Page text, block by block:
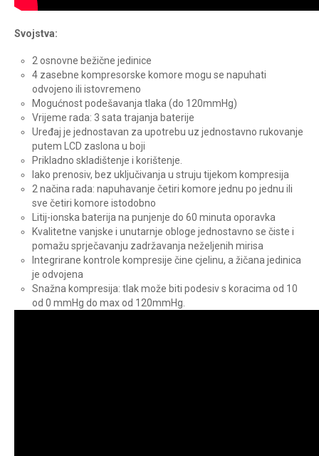
Svojstva:
2 osnovne bežične jedinice
4 zasebne kompresorske komore mogu se napuhati
odvojeno ili istovremeno
Mogućnost podešavanja tlaka (do 120mmHg)
Vrijeme rada: 3 sata trajanja baterije
Uređaj je jednostavan za upotrebu uz jednostavno rukovanje
putem LCD zaslona u boji
Prikladno skladištenje i korištenje.
lako prenosiv, bez uključivanja u struju tijekom kompresija
2 načina rada: napuhavanje četiri komore jednu po jednu ili
sve četiri komore istodobno
Litij-ionska baterija na punjenje do 60 minuta oporavka
Kvalitetne vanjske i unutarnje obloge jednostavno se čiste i
pomažu sprječavanju zadržavanja neželjenih mirisa
Integrirane kontrole kompresije čine cjelinu, a žičana jedinica
je odvojena
Snažna kompresija: tlak može biti podesiv s koracima od 10
od 0 mmHg do max od 120mmHg.